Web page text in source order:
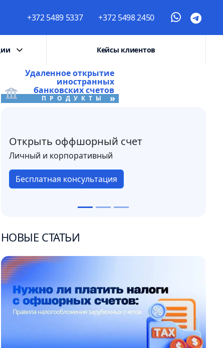
+372 5489 5337 +372 5498 2450
Кейсы клиентов
Удаленное открытие
иностранных
банковских счетов
ПРОДУКТЫ »
Открыть оффшорный счет
Личный и корпоративный
Бесплатная консультация
НОВЫЕ СТАТЬИ